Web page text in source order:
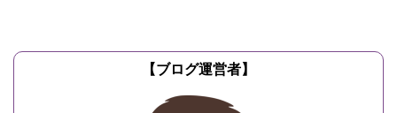
【ブログ運営者】